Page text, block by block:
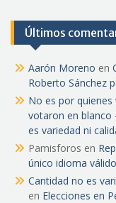
Últimos
Aarón Moreno en
Roberto Sánchez
No es por
votaron en blanco
es variedad ni
Pamisforos en
único idioma
Cantidad no es
en Elecciones en